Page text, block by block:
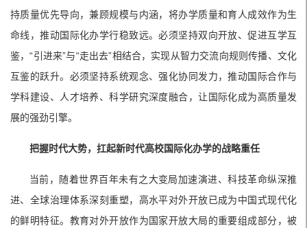
持质量优先导向，兼顾规模与内涵，将办学质量和育人成效作为生
命线，推动国际化办学行稳致远。必须坚持双向开放、促进互学互
鉴，“引进来”与“走出去”相结合，实现从智力交流向规则传播、文化
互鉴的跃升。必须坚持系统观念、强化协同发力，推动国际合作与
学科建设、人才培养、科学研究深度融合，让国际化成为高质量发
展的强劲引擎。
把握时代大势，扛起新时代高校国际化办学的战略重任
当前，随着世界百年未有之大变局加速演进、科技革命纵深推
进、全球治理体系深刻重塑，高水平对外开放已成为中国式现代化
的鲜明特征。教育对外开放作为国家开放大局的重要组成部分，被